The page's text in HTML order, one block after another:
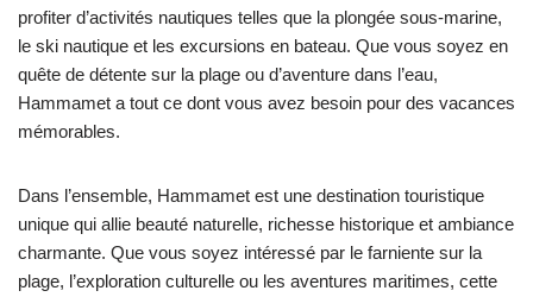
profiter d’activités nautiques telles que la plongée sous-marine,
le ski nautique et les excursions en bateau. Que vous soyez en
quête de détente sur la plage ou d’aventure dans l’eau,
Hammamet a tout ce dont vous avez besoin pour des vacances
mémorables.
Dans l’ensemble, Hammamet est une destination touristique
unique qui allie beauté naturelle, richesse historique et ambiance
charmante. Que vous soyez intéressé par le farniente sur la
plage, l’exploration culturelle ou les aventures maritimes, cette